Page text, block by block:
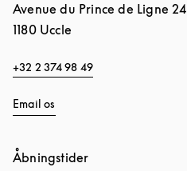
Avenue du Prince de Ligne 24
1180 Uccle
+32 2 374 98 49
Email os
Åbningstider